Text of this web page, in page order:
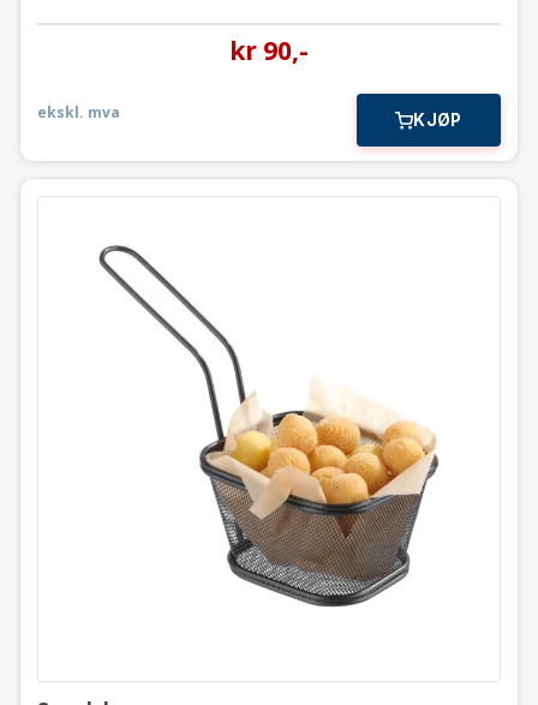
kr 90,-
ekskl. mva KJØP
Snack kurv
10,5x9x(h)6
425671